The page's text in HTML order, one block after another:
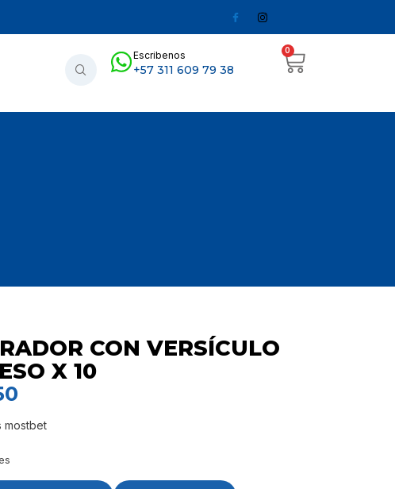
Escribenos
+57 311 609 79 38
0
CON VERSÍCULO
X 10
mostbet